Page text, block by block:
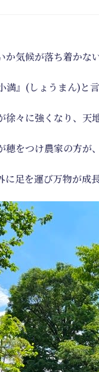
気候が落ち着かな
』(しょうまん)と
々に強くなり、天
をつけ農家の方が
足を運び万物が成